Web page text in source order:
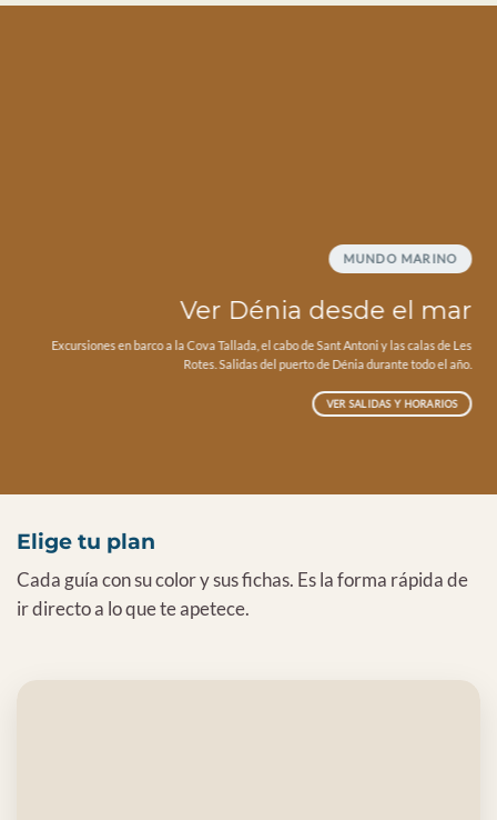
MUNDO MARINO
Ver Dénia desde el mar
Excursiones en barco a la Cova Tallada, el cabo de Sant Antoni y las calas de Les
Rotes. Salidas del puerto de Dénia durante todo el año.
VER SALIDAS Y HORARIOS
Elige tu plan
Cada guía con su color y sus fichas. Es la forma rápida de
ir directo a lo que te apetece.